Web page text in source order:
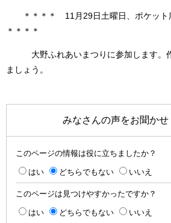
＊＊＊＊ 11月29日土曜日、ポケット広
＊＊＊＊
大野ふれあいまつりに参加します。作
ましょう。
みなさんの声をお聞かせ
このページの情報は役に立ちましたか？
はい どちらでもない いいえ
このページは見つけやすかったですか？
はい どちらでもない いいえ